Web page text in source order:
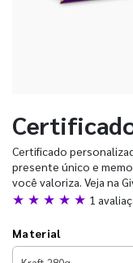
Certificado
presente único e
você valoriza. Veja na
★ ★ ★ ★ ★ 1
Material